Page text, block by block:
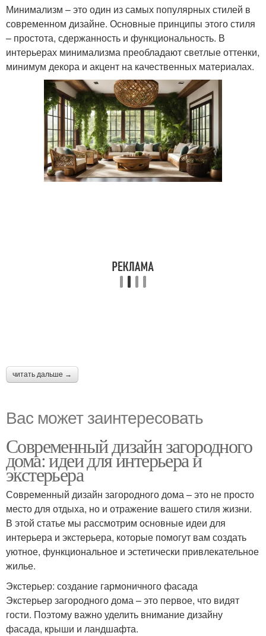
Минимализм – это один из самых популярных стилей в
современном дизайне. Основные принципы этого стиля
– простота, сдержанность и функциональность. В
интерьерах минимализма преобладают светлые оттенки,
минимум декора и акцент на качественных материалах.
читать дальше →
Вас может заинтересовать
Современный дизайн загородного
дома: идеи для интерьера и
экстерьера
Современный дизайн загородного дома – это не просто
место для отдыха, но и отражение вашего стиля жизни.
В этой статье мы рассмотрим основные идеи для
интерьера и экстерьера, которые помогут вам создать
уютное, функциональное и эстетически привлекательное
жилье.
Экстерьер: создание гармоничного фасада
Экстерьер загородного дома – это первое, что видят
гости. Поэтому важно уделить внимание дизайну
фасада, крыши и ландшафта.